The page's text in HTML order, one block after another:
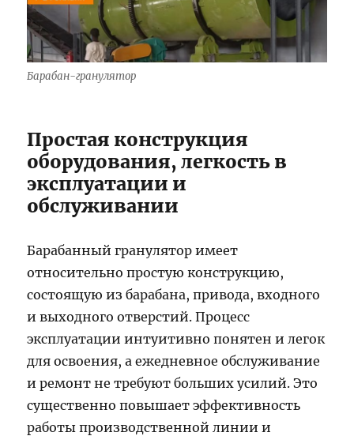
Барабан-гранулятор
Простая конструкция
оборудования, легкость в
эксплуатации и
обслуживании
Барабанный гранулятор имеет
относительно простую конструкцию,
состоящую из барабана, привода, входного
и выходного отверстий. Процесс
эксплуатации интуитивно понятен и легок
для освоения, а ежедневное обслуживание
и ремонт не требуют больших усилий. Это
существенно повышает эффективность
работы производственной линии и